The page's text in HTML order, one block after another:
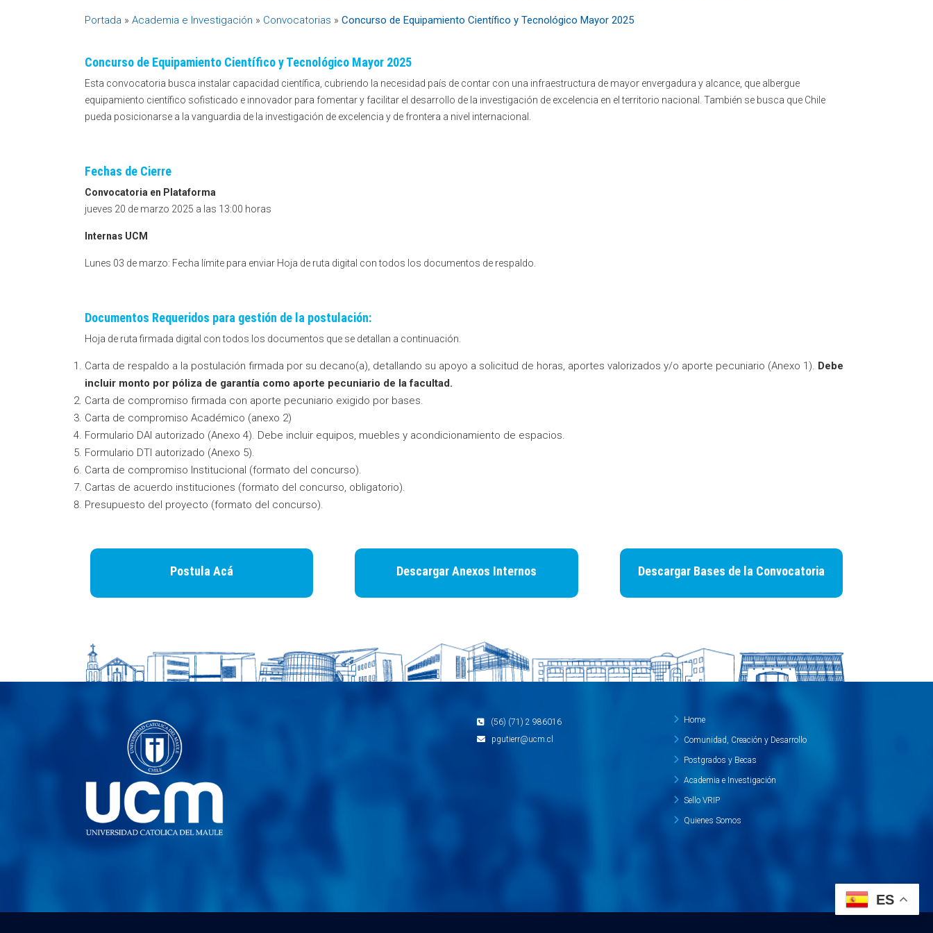
Portada » Academia e Investigación » Convocatorias » Concurso de Equipamiento Científico y Tecnológico Mayor 2025
Concurso de Equipamiento Científico y Tecnológico Mayor 2025
Esta convocatoria busca instalar capacidad científica, cubriendo la necesidad país de contar con una infraestructura de mayor envergadura y alcance, que albergue
equipamiento científico sofisticado e innovador para fomentar y facilitar el desarrollo de la investigación de excelencia en el territorio nacional. También se busca que Chile
pueda posicionarse a la vanguardia de la investigación de excelencia y de frontera a nivel internacional.
Fechas de Cierre
Convocatoria en Plataforma
jueves 20 de marzo 2025 a las 13:00 horas
Internas UCM
Lunes 03 de marzo: Fecha límite para enviar Hoja de ruta digital con todos los documentos de respaldo.
Documentos Requeridos para gestión de la postulación:
Hoja de ruta firmada digital con todos los documentos que se detallan a continuación.
Carta de respaldo a la postulación firmada por su decano(a), detallando su apoyo a solicitud de horas, aportes valorizados y/o aporte pecuniario (Anexo 1). Debe
incluir monto por póliza de garantía como aporte pecuniario de la facultad.
Carta de compromiso firmada con aporte pecuniario exigido por bases.
Carta de compromiso Académico (anexo 2)
Formulario DAI autorizado (Anexo 4). Debe incluir equipos, muebles y acondicionamiento de espacios.
Formulario DTI autorizado (Anexo 5).
Carta de compromiso Institucional (formato del concurso).
Cartas de acuerdo instituciones (formato del concurso, obligatorio).
Presupuesto del proyecto (formato del concurso).
Postula Acá Descargar Anexos Internos Descargar Bases de la Convocatoria
(56) (71) 2 986016
pgutierr@ucm.cl
Home
Comunidad, Creación y Desarrollo
Postgrados y Becas
Academia e Investigación
Sello VRIP
Quienes Somos
ES